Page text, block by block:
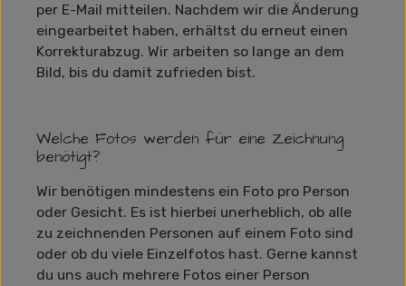
per E-Mail mitteilen. Nachdem wir die Änderung
eingearbeitet haben, erhältst du erneut einen
Korrekturabzug. Wir arbeiten so lange an dem
Bild, bis du damit zufrieden bist.
Welche Fotos werden für eine Zeichnung
benötigt?
Wir benötigen mindestens ein Foto pro Person
oder Gesicht. Es ist hierbei unerheblich, ob alle
zu zeichnenden Personen auf einem Foto sind
oder ob du viele Einzelfotos hast. Gerne kannst
du uns auch mehrere Fotos einer Person